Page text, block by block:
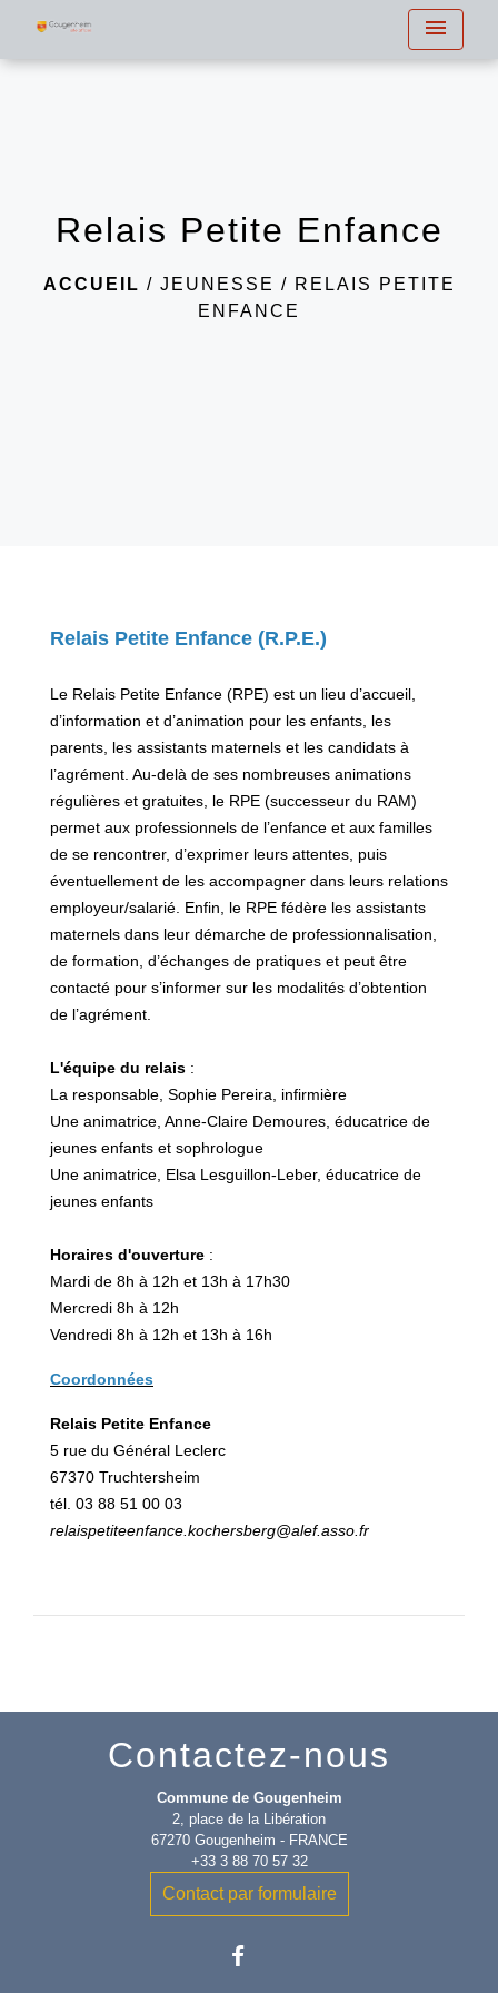
menu
Relais Petite Enfance
ACCUEIL / JEUNESSE / RELAIS PETITE
ENFANCE
Relais Petite Enfance (R.P.E.)
Le Relais Petite Enfance (RPE) est un lieu d’accueil,
d’information et d’animation pour les enfants, les
parents, les assistants maternels et les candidats à
l’agrément. Au-delà de ses nombreuses animations
régulières et gratuites, le RPE (successeur du RAM)
permet aux professionnels de l’enfance et aux familles
de se rencontrer, d’exprimer leurs attentes, puis
éventuellement de les accompagner dans leurs relations
employeur/salarié. Enfin, le RPE fédère les assistants
maternels dans leur démarche de professionnalisation,
de formation, d’échanges de pratiques et peut être
contacté pour s’informer sur les modalités d’obtention
de l’agrément.
L'équipe du relais :
La responsable, Sophie Pereira, infirmière
Une animatrice, Anne-Claire Demoures, éducatrice de
jeunes enfants et sophrologue
Une animatrice, Elsa Lesguillon-Leber, éducatrice de
jeunes enfants
Horaires d'ouverture :
Mardi de 8h à 12h et 13h à 17h30
Mercredi 8h à 12h
Vendredi 8h à 12h et 13h à 16h
Coordonnées
Relais Petite Enfance
5 rue du Général Leclerc
67370 Truchtersheim
tél. 03 88 51 00 03
relaispetiteenfance.kochersberg@alef.asso.fr
Contactez-nous
Commune de Gougenheim
2, place de la Libération
67270 Gougenheim - FRANCE
+33 3 88 70 57 32
Contact par formulaire